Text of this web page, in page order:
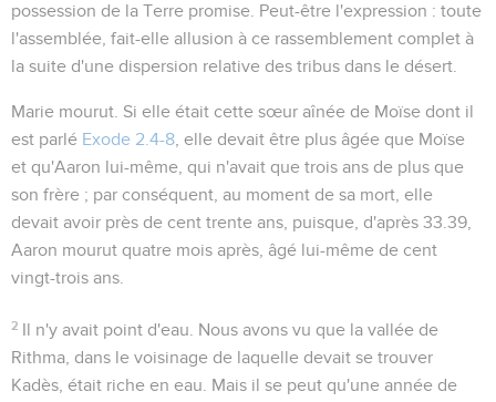
possession de la Terre promise. Peut-être l'expression : toute
l'assemblée, fait-elle allusion à ce rassemblement complet à
la suite d'une dispersion relative des tribus dans le désert.
Marie mourut . Si elle était cette sœur aînée de Moïse dont il
est parlé Exode 2.4-8 , elle devait être plus âgée que Moïse
et qu'Aaron lui-même, qui n'avait que trois ans de plus que
son frère ; par conséquent, au moment de sa mort, elle
devait avoir près de cent trente ans, puisque, d'après 33.39
Aaron mourut quatre mois après, âgé lui-même de cent
vingt-trois ans.
2 Il n'y avait point d'eau . Nous avons vu que la vallée de
Rithma, dans le voisinage de laquelle devait se trouver
Kadès, était riche en eau. Mais il se peut qu'une année de